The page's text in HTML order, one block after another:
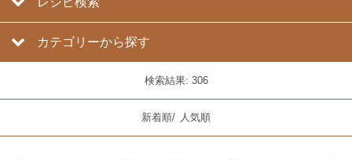
カテゴリーから探す
検索結果: 306
新着順/ 人気順